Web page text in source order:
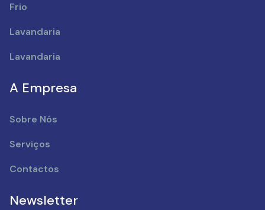
Frio
Lavandaria
Lavandaria
A Empresa
Sobre Nós
Serviços
Contactos
Newsletter